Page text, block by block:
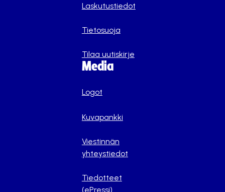
Laskutustiedot
Tietosuoja
Tilaa uutiskirje
Media
Logot
Kuvapankki
Viestinnän
yhteystiedot
Tiedotteet
(ePressi)